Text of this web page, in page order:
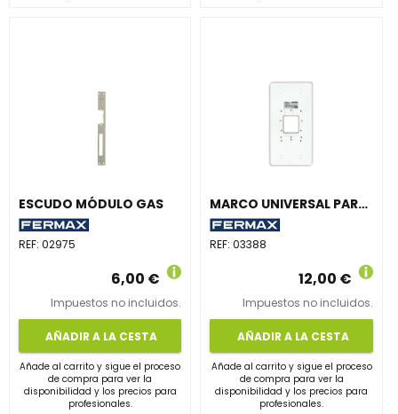
ESCUDO MÓDULO GAS
REF: 02975
6,00 €
Impuestos no incluidos.
AÑADIR A LA CESTA
Añade al carrito y sigue el proceso
de compra para ver la
disponibilidad y los precios para
profesionales.
MARCO UNIVERSAL PARA DUOX
REF:03388
12,00 €
Impuestos no incluidos.
AÑADIR A LA CESTA
Añade al carrito y sigue el proceso
de compra para ver la
disponibilidad y los precios para
profesionales.